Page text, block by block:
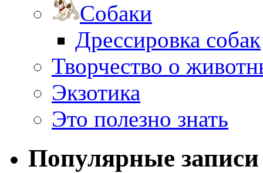
Собаки
Дрессировка собак
Творчество о
Экзотика
Это полезно знать
Популярные записи